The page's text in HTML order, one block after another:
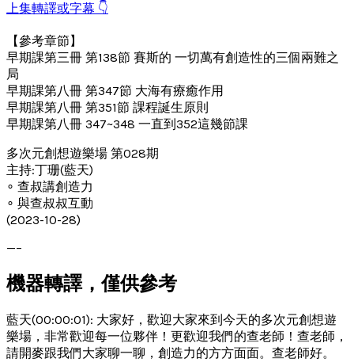
上集轉譯或字幕 👇
【參考章節】
早期課第三冊 第138節 賽斯的 一切萬有創造性的三個兩難之
局
早期課第八冊 第347節 大海有療癒作用
早期課第八冊 第351節 課程誕生原則
早期課第八冊 347~348 一直到352這幾節課
多次元創想遊樂場 第028期
主持:丁珊(藍天)
∘ 查叔講創造力
∘ 與查叔叔互動
(2023-10-28)
—–
機器轉譯，僅供參考
藍天(00:00:01): 大家好，歡迎大家來到今天的多次元創想遊
樂場，非常歡迎每一位夥伴！更歡迎我們的查老師！查老師，
請開麥跟我們大家聊一聊，創造力的方方面面。查老師好。